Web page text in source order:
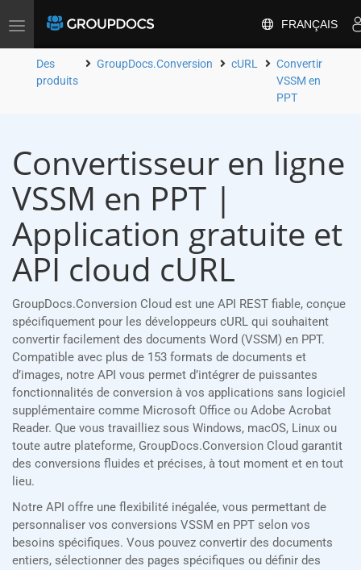
Toggle
FRANÇAIS
Des
produits
GroupDocs.Conversion cURL
Convertir
VSSM en
PPT
Convertisseur en ligne
VSSM en PPT |
Application gratuite et
API cloud cURL
GroupDocs.Conversion Cloud est une API REST fiable, conçue
spécifiquement pour les développeurs cURL qui souhaitent
convertir facilement des documents Word (VSSM) en PPT.
Compatible avec plus de 153 formats de documents et
d’images, notre API vous permet d’intégrer de puissantes
fonctionnalités de conversion à vos applications sans logiciel
supplémentaire comme Microsoft Office ou Adobe Acrobat
Reader. Que vous travailliez sous Windows, macOS, Linux ou
toute autre plateforme, GroupDocs.Conversion Cloud garantit
des conversions fluides et précises, à tout moment et en tout
lieu.
Notre API offre une flexibilité inégalée, vous permettant de
personnaliser vos conversions VSSM en PPT selon vos
besoins spécifiques. Vous pouvez convertir des documents
entiers, sélectionner des pages spécifiques ou définir des